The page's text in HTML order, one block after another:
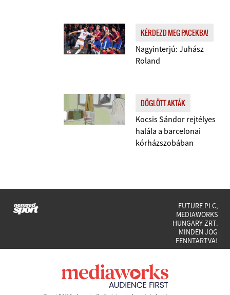
KÉRDEZD MEG PACEKBA!
Nagyinterjú: Juhász
Roland
DÖGLÖTT AKTÁK
Kocsis Sándor rejtélyes
halála a barcelonai
kórházszobában
FUTURE PLC,
MEDIAWORKS
HUNGARY ZRT.
MINDEN JOG
FENNTARTVA!